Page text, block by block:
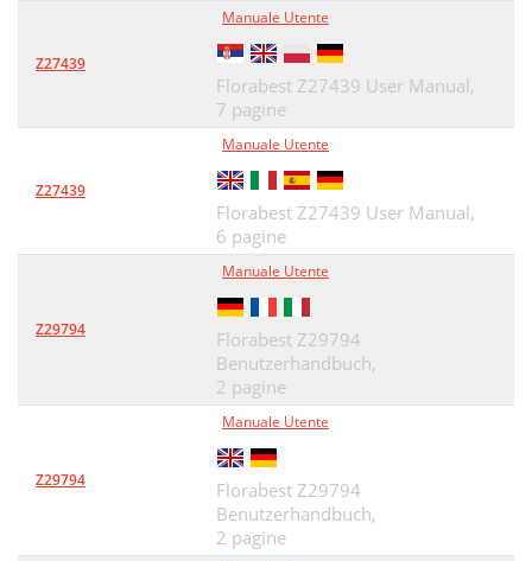
Z27439
Manuale Utente
Florabest Z27439 User Manual,
7 pagine
Z27439
Manuale Utente
Florabest Z27439 User Manual,
6 pagine
Z29794
Manuale Utente
Florabest Z29794
Benutzerhandbuch,
2 pagine
Z29794
Manuale Utente
Florabest Z29794
Benutzerhandbuch,
2 pagine